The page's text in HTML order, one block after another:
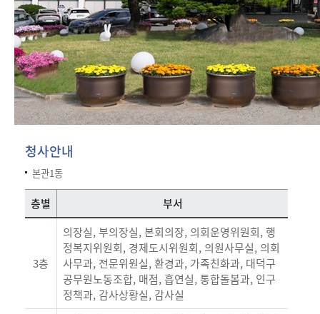
청사안내
본관1동
층별 부서
3층
의장실, 부의장실, 본회의장, 의회운영위원회, 행
정복지위원회, 경제도시위원회, 의원사무실, 의회
사무과, 전문위원실, 환경과, 가족친화과, 대덕구
공무원노동조합, 매점, 흡연실, 통합돌봄과, 인구
정책과, 감사상황실, 감사실